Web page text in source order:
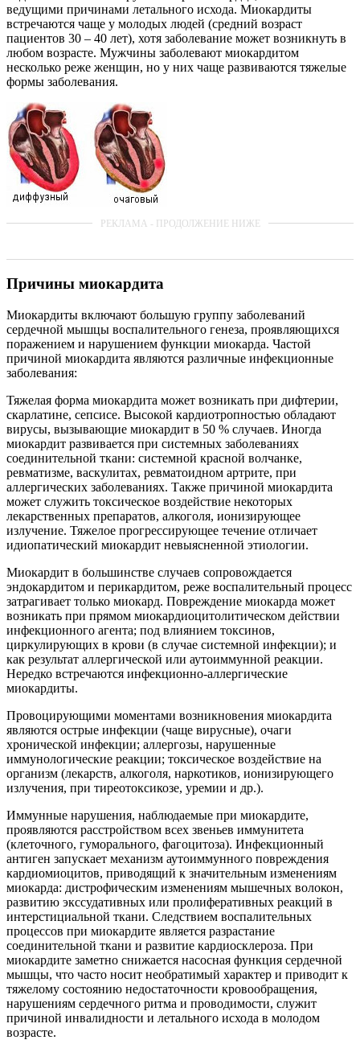
ведущими причинами летального исхода. Миокардиты
встречаются чаще у молодых людей (средний возраст
пациентов 30 – 40 лет), хотя заболевание может возникнуть в
любом возрасте. Мужчины заболевают миокардитом
несколько реже женщин, но у них чаще развиваются тяжелые
формы заболевания.
Причины миокардита
Миокардиты включают большую группу заболеваний
сердечной мышцы воспалительного генеза, проявляющихся
поражением и нарушением функции миокарда. Частой
причиной миокардита являются различные инфекционные
заболевания:
Тяжелая форма миокардита может возникать при дифтерии,
скарлатине, сепсисе. Высокой кардиотропностью обладают
вирусы, вызывающие миокардит в 50 % случаев. Иногда
миокардит развивается при системных заболеваниях
соединительной ткани: системной красной волчанке,
ревматизме, васкулитах, ревматоидном артрите, при
аллергических заболеваниях. Также причиной миокардита
может служить токсическое воздействие некоторых
лекарственных препаратов, алкоголя, ионизирующее
излучение. Тяжелое прогрессирующее течение отличает
идиопатический миокардит невыясненной этиологии.
Миокардит в большинстве случаев сопровождается
эндокардитом и перикардитом, реже воспалительный процесс
затрагивает только миокард. Повреждение миокарда может
возникать при прямом миокардиоцитолитическом действии
инфекционного агента; под влиянием токсинов,
циркулирующих в крови (в случае системной инфекции); и
как результат аллергической или аутоиммунной реакции.
Нередко встречаются инфекционно-аллергические
миокардиты.
Провоцирующими моментами возникновения миокардита
являются острые инфекции (чаще вирусные), очаги
хронической инфекции; аллергозы, нарушенные
иммунологические реакции; токсическое воздействие на
организм (лекарств, алкоголя, наркотиков, ионизирующего
излучения, при тиреотоксикозе, уремии и др.).
Иммунные нарушения, наблюдаемые при миокардите,
проявляются расстройством всех звеньев иммунитета
(клеточного, гуморального, фагоцитоза). Инфекционный
антиген запускает механизм аутоиммунного повреждения
кардиомиоцитов, приводящий к значительным изменениям
миокарда: дистрофическим изменениям мышечных волокон,
развитию экссудативных или пролиферативных реакций в
интерстициальной ткани. Следствием воспалительных
процессов при миокардите является разрастание
соединительной ткани и развитие кардиосклероза. При
миокардите заметно снижается насосная функция сердечной
мышцы, что часто носит необратимый характер и приводит к
тяжелому состоянию недостаточности кровообращения,
нарушениям сердечного ритма и проводимости, служит
причиной инвалидности и летального исхода в молодом
возрасте.